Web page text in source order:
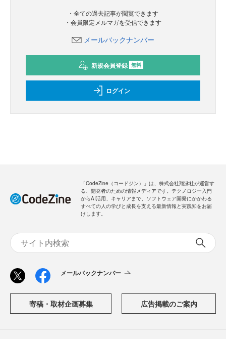
・全ての過去記事が閲覧できます
・会員限定メルマガを受信できます
メールバックナンバー
新規会員登録 無料
ログイン
「CodeZine（コードジン）」は、株式会社翔泳社が運営す
る、開発者のための情報メディアです。テクノロジー入門
からAI活用、キャリアまで、ソフトウェア開発にかかわる
すべての人の学びと成長を支える最新情報と実践知をお届
けします。
メールバックナンバー
寄稿・取材企画募集 広告掲載のご案内